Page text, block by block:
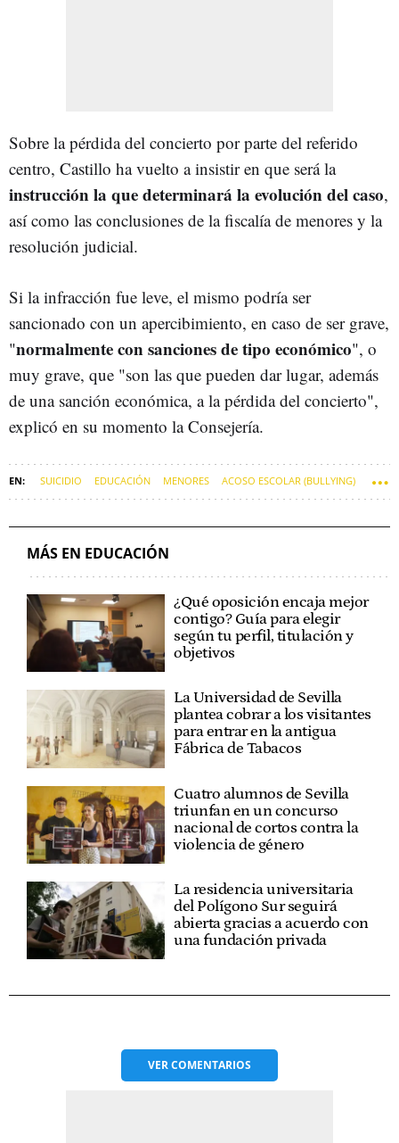
Sobre la pérdida del concierto por parte del referido
centro, Castillo ha vuelto a insistir en que será la
instrucción la que determinará la evolución del caso,
así como las conclusiones de la fiscalía de menores y la
resolución judicial.
Si la infracción fue leve, el mismo podría ser
sancionado con un apercibimiento, en caso de ser grave,
"normalmente con sanciones de tipo económico", o
muy grave, que "son las que pueden dar lugar, además
de una sanción económica, a la pérdida del concierto",
explicó en su momento la Consejería.
SUICIDIO EDUCACIÓN MENORES ACOSO ESCOLAR (BULLYING)
MÁS EN EDUCACIÓN
¿Qué oposición encaja mejor
contigo? Guía para elegir
según tu perfil, titulación y
objetivos
La Universidad de Sevilla
plantea cobrar a los visitantes
para entrar en la antigua
Fábrica de Tabacos
Cuatro alumnos de Sevilla
triunfan en un concurso
nacional de cortos contra la
violencia de género
La residencia universitaria
del Polígono Sur seguirá
abierta gracias a acuerdo con
una fundación privada
VERCOMENTARIOS